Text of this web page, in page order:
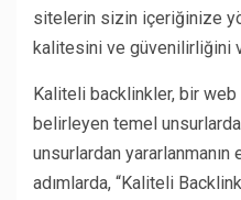
sitelerin sizin içeriğinize
kalitesini ve güvenilirliğini
Kaliteli backlinkler, bir web
belirleyen temel
unsurlardan
adımlarda, “Kaliteli